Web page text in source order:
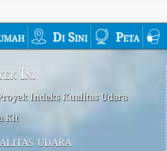
Di Sini Peta
Ini
Indeks Kualitas Udara
Kit
udara